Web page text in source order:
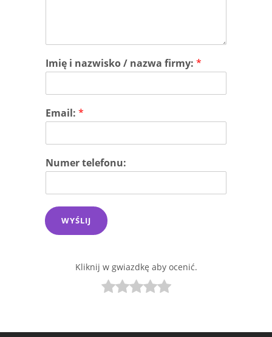
Imię i nazwisko / nazwa firmy: *
Email: *
Numer telefonu:
WYŚLIJ
Kliknij w gwiazdkę aby ocenić.